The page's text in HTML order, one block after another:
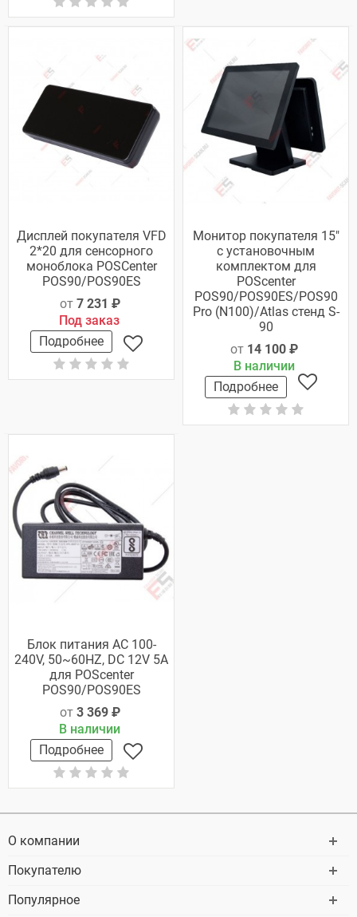
Дисплей покупателя VFD
2*20 для сенсорного
моноблока POSCenter
POS90/POS90ES
от 7 231 ₽
Под заказ
Подробнее
Монитор покупателя 15"
с установочным
комплектом для
POScenter
POS90/POS90ES/POS90
Pro (N100)/Atlas стенд S-
90
от 14 100 ₽
В наличии
Подробнее
Блок питания AC 100-
240V, 50~60HZ, DC 12V 5A
для POScenter
POS90/POS90ES
от 3 369 ₽
В наличии
Подробнее
О компании
Покупателю
Популярное